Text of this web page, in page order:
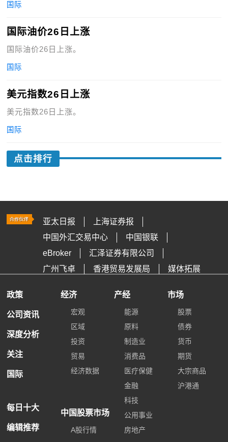
国际
国际油价26日上涨
国际油价26日上涨。
国际
美元指数26日上涨
美元指数26日上涨。
国际
点击排行
亚太日报
上海证券报
中国外汇交易中心
中国银联
eBroker
汇泽证券有限公司
广州飞卓
香港贸易发展局 媒体拓展
政策
公司资讯
深度分析
关注
国际
每日十大
编辑推荐
经济
宏观
区域
投资
贸易
经济数据
中国股票市场
A股行情
产经
能源
原料
制造业
消费品
医疗保健
金融
科技
公用事业
房地产
市场
股票
债券
货币
期货
大宗商品
沪港通